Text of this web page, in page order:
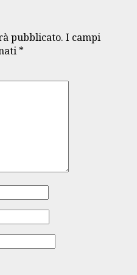
pubblicato. I campi
*